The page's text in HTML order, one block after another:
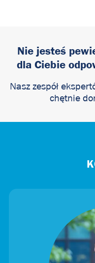
Nie jesteś
dla Ciebie
Nasz zespół
chętnie